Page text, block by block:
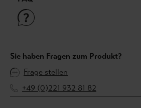
Sie haben Fragen zum Produkt?
Frage stellen
+49 (0)221 932 81 82